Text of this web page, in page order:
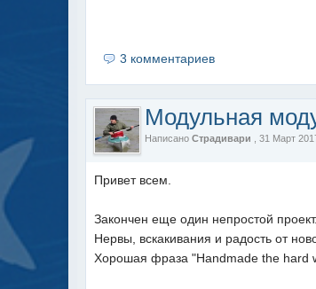
3 комментариев
Модульная
НаписаноСтрадивари , 31 Март
Привет всем.
Закончен еще один непростой
Нервы, вскакивания и радость от
Хорошая фраза "Handmade the hard